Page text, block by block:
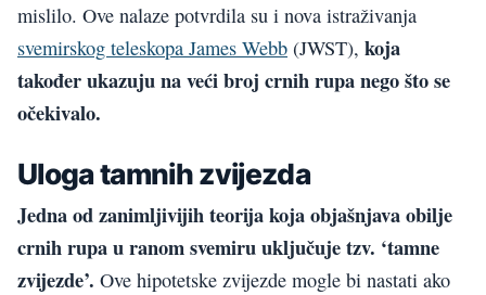
mislilo. Ove nalaze potvrdila su i nova istraživanja
svemirskog teleskopa James Webb (JWST), koja
također ukazuju na veći broj crnih rupa nego što se
očekivalo.
Uloga tamnih zvijezda
Jedna od zanimljivijih teorija koja objašnjava obilje
crnih rupa u ranom svemiru uključuje tzv. ‘tamne
zvijezde’. Ove hipotetske zvijezde mogle bi nastati ako